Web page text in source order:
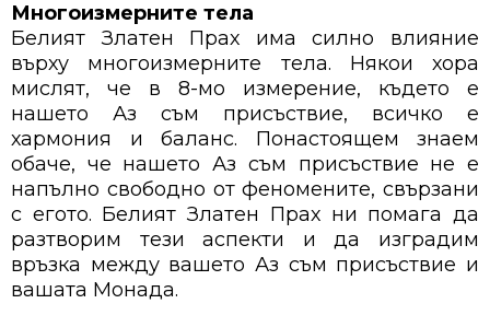
Многоизмерните тела
Белият Златен Прах има силно влияние
върху многоизмерните тела. Някои хора
мислят, че в 8-мо измерение, където е
нашето Аз съм присъствие, всичко е
хармония и баланс. Понастоящем знаем
обаче, че нашето Аз съм присъствие не е
напълно свободно от феномените, свързани
с егото. Белият Златен Прах ни помага да
разтворим тези аспекти и да изградим
връзка между вашето Аз съм присъствие и
вашата Монада.